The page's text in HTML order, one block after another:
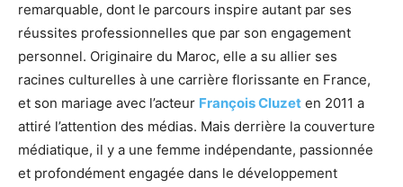
remarquable, dont le parcours inspire autant par ses
réussites professionnelles que par son engagement
personnel. Originaire du Maroc, elle a su allier ses
racines culturelles à une carrière florissante en France,
et son mariage avec l’acteur François Cluzet en 2011 a
attiré l’attention des médias. Mais derrière la couverture
médiatique, il y a une femme indépendante, passionnée
et profondément engagée dans le développement